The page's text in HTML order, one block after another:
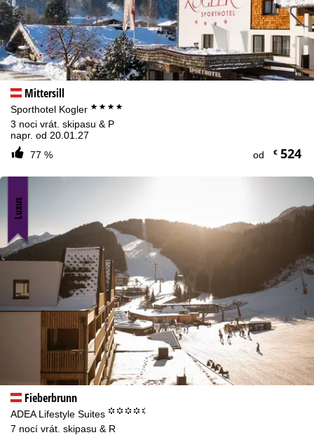
Mittersill
Sporthotel Kogler ****
3 noci vrát. skipasu & P
napr. od 20.01.27
77 %
od €524
Fieberbrunn
ADEA Lifestyle Suites °°°°.
7 nocí vrát. skipasu & R
Luxus